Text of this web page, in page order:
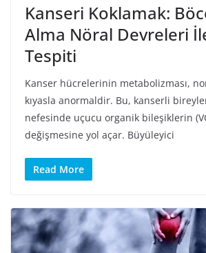
Kanseri Koklamak:
Alma Nöral Devreleri
Tespiti
Kanser hücrelerinin metabolizması,
kıyasla anormaldir. Bu, kanserli
nefesinde uçucu organik bileşiklerin
değişmesine yol açar. Büyüleyici
Read More